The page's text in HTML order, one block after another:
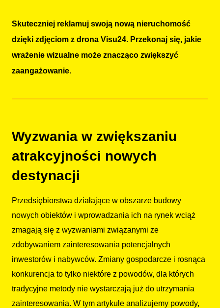
Skuteczniej reklamuj swoją nową nieruchomość
dzięki zdjęciom z drona Visu24. Przekonaj się, jakie
wrażenie wizualne może znacząco zwiększyć
zaangażowanie.
Wyzwania w zwiększaniu
atrakcyjności nowych
destynacji
Przedsiębiorstwa działające w obszarze budowy
nowych obiektów i wprowadzania ich na rynek wciąż
zmagają się z wyzwaniami związanymi ze
zdobywaniem zainteresowania potencjalnych
inwestorów i nabywców. Zmiany gospodarcze i rosnąca
konkurencja to tylko niektóre z powodów, dla których
tradycyjne metody nie wystarczają już do utrzymania
zainteresowania. W tym artykule analizujemy powody,